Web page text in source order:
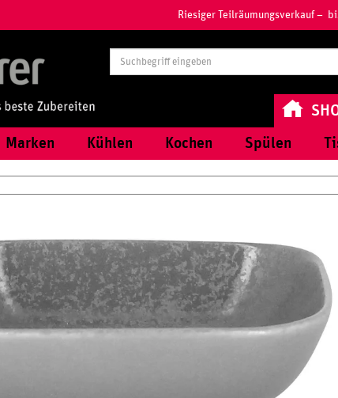
Riesiger Teilräumungsverkauf –
Marken Kühlen Kochen Spülen